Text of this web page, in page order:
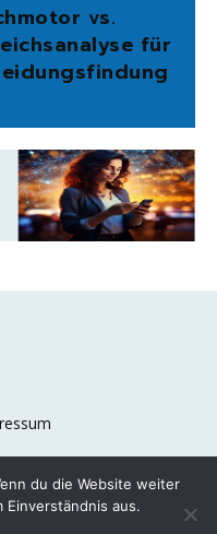
vs.
für
du die Website weiter
aus.